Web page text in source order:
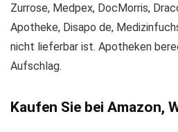
Zurrose, Medpex, DocMorris,
Apotheke, Disapo de,
nicht lieferbar ist. Apotheken
Aufschlag.
Kaufen Sie bei Amazon,